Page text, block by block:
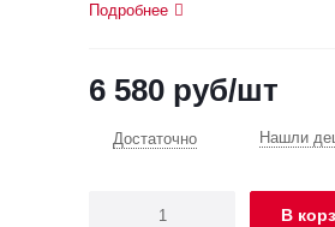
Подробнее
6 580 руб/шт
Достаточно Нашли
В